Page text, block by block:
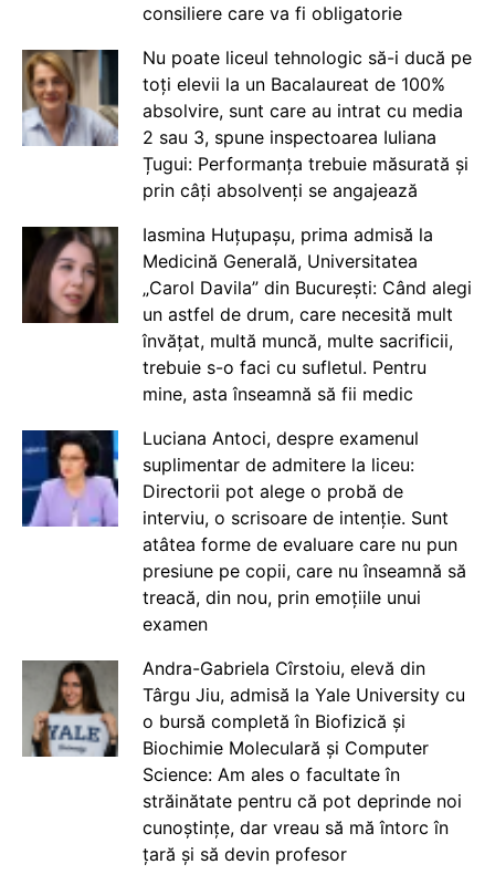
consiliere care va fi obligatorie
Nu poate liceul tehnologic să-i ducă pe
toți elevii la un Bacalaureat de 100%
absolvire, sunt care au intrat cu media
2 sau 3, spune inspectoarea Iuliana
Țugui: Performanța trebuie măsurată și
prin câți absolvenți se angajează
Iasmina Huțupașu, prima admisă la
Medicină Generală, Universitatea
„Carol Davila” din București: Când alegi
un astfel de drum, care necesită mult
învățat, multă muncă, multe sacrificii,
trebuie s-o faci cu sufletul. Pentru
mine, asta înseamnă să fii medic
Luciana Antoci, despre examenul
suplimentar de admitere la liceu:
Directorii pot alege o probă de
interviu, o scrisoare de intenție. Sunt
atâtea forme de evaluare care nu pun
presiune pe copii, care nu înseamnă să
treacă, din nou, prin emoțiile unui
examen
Andra-Gabriela Cîrstoiu, elevă din
Târgu Jiu, admisă la Yale University cu
o bursă completă în Biofizică și
Biochimie Moleculară și Computer
Science: Am ales o facultate în
străinătate pentru că pot deprinde noi
cunoștințe, dar vreau să mă întorc în
țară și să devin profesor